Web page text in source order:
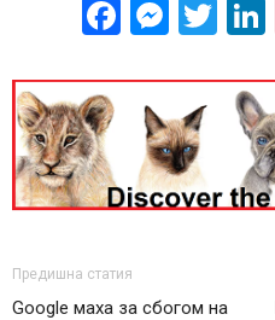
Предишна статия
Google маха за сбогом на